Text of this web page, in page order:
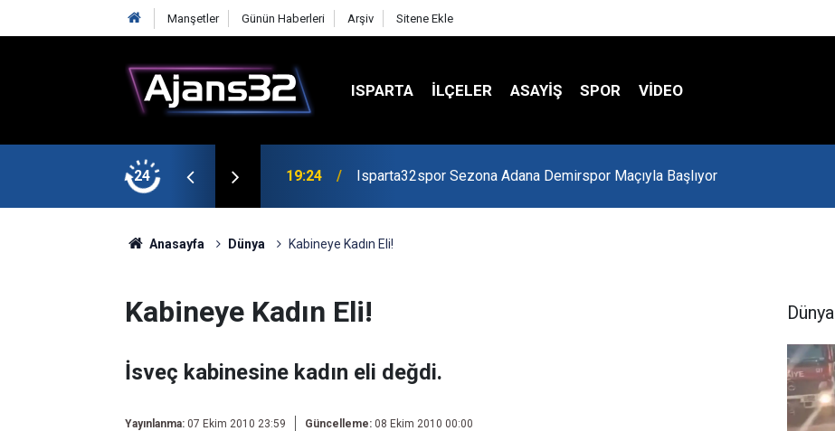
Manşetler Günün Haberleri Arşiv Sitene Ekle
ISPARTA İLÇELER ASAYİŞ SPOR VIDEO
24
Maçıyla Başlıyor 19:22 Isparta Kredi Batağında
Anasayfa Dünya Kabineye Kadın Eli!
Kabineye Kadın Eli!
İsveç kabinesine kadın eli değdi.
Yayınlanma: 07 Ekim 2010 23:59 Güncelleme: 08 Ekim 2010 00:00
Dünya